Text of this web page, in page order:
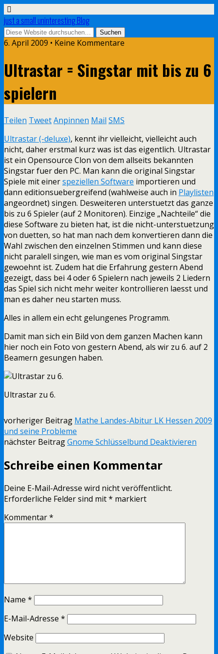
just a small uninteresting Blog
6. April 2009 • Keine Kommentare
Ultrastar = Singstar mit bis zu 6
spielern
Teilen TweetAnpinnen Mail SMS
Ultrastar (-deluxe), kennt ihr vielleicht, vielleicht auch
nicht, daher erstmal kurz was ist das eigentlich. Ultrastar
ist ein Opensource Clon von dem allseits bekannten
Singstar fuer den PC. Man kann die original Singstar
Spiele mit einerspeziellen Software importieren und
dann editionsuebergreifend (wahlweise auch in Playlisten
angeordnet) singen. Desweiteren unterstuetzt das ganze
bis zu 6 Spieler (auf 2 Monitoren). Einzige „Nachteile“ die
diese Software zu bieten hat, ist die nicht-unterstuetzung
von duetten, so hat man nach dem konvertieren dann die
Wahl zwischen den einzelnen Stimmen und kann diese
nicht paralell singen, wie man es vom original Singstar
gewoehnt ist. Zudem hat die Erfahrung gestern Abend
gezeigt, dass bei 4 oder 6 Spielern nach jeweils 2 Liedern
das Spiel sich nicht mehr weiter kontrollieren laesst und
man es daher neu starten muss.
Alles in allem ein echt gelungenes Programm.
Damit man sich ein Bild von dem ganzen Machen kann
hier noch ein Foto von gestern Abend, als wir zu 6. auf 2
Beamern gesungen haben.
Ultrastar zu 6.
vorheriger Beitrag Mathe Landes-Abitur LK Hessen 2009
und seine Probleme
nächster BeitragGnome Schlüsselbund Deaktivieren
Schreibe einen Kommentar
Deine E-Mail-Adresse wird nicht veröffentlicht.
Erforderliche Felder sind mit* markiert
Kommentar*
Name *
E-Mail-Adresse *
Website